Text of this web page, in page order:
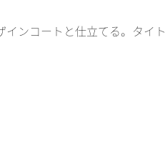
ンコートと仕立てる。タイト